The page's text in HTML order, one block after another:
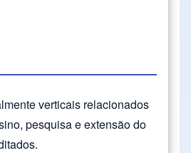
verticais relacionados
pesquisa e extensão do